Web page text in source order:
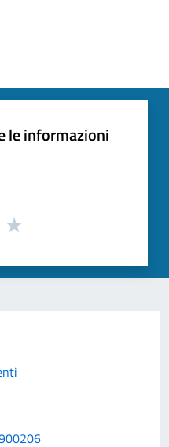
le informazioni